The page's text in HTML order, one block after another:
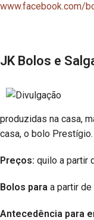
www.facebook.com/
JK Bolos e
produzidas na casa,
casa, o bolo Prestígio.
Preços: quilo a partir
Bolos para a partir
Antecedência para